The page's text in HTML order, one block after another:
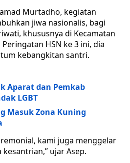
Murtadho, kegiatan
jiwa nasionalis, bagi
khususnya di Kecamatan
HSN ke 3 ini, dia
kebangkitan santri.
Aparat dan Pemkab
LGBT
Masuk Zona Kuning
kami juga menggelar
ujar Asep.